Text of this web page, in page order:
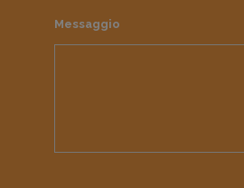
Messaggio